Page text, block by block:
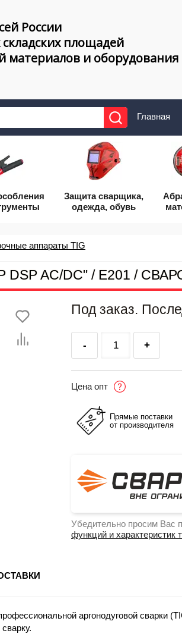
России
площадей
материалов и оборудования
Главная
Защита сварщика,
одежда, обувь
аппараты TIG
DSP AC/DC" / E201 /
Под заказ.
- +
Цена опт
Прямые поставки
от производителя
Убедительно просим Вас
функций и характеристик
аргонодуговой сварки